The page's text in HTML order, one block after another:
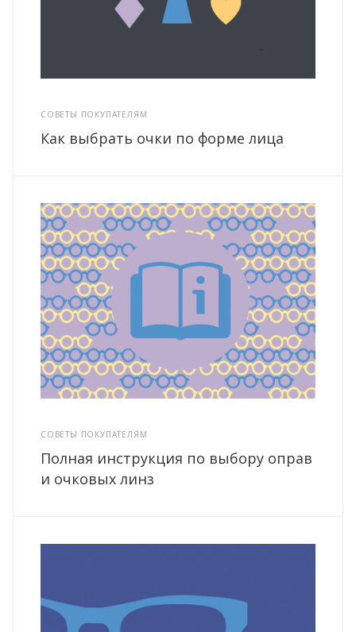
СОВЕТЫ ПОКУПАТЕЛЯМ
Как выбрать очки по форме лица
СОВЕТЫ ПОКУПАТЕЛЯМ
Полная инструкция по выбору оправ
и очковых линз